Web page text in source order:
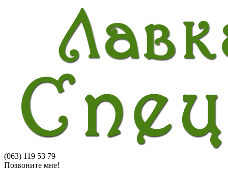
(063) 119 53 79
Позвоните мне!